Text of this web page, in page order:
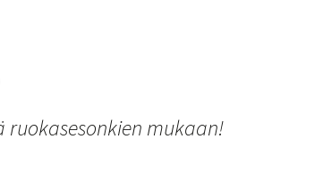
mukaan!